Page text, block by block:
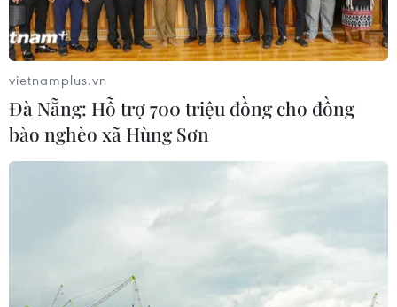
TIN CÙNG CHUYÊN MỤC
Đà Nẵng: Hỗ trợ 700 triệu đồng cho
Vùng 3 Hải quân cứu thành công 1
nạn nhân bị sóng cuốn tại Mũi Nghê
vietnamplus.vn
Đà Nẵng: Hỗ trợ 700 triệu đồng cho đồng
bào nghèo xã Hùng Sơn